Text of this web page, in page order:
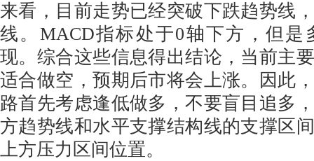
来看，目前走势已经突破下跌趋势线
线。MACD指标处于0轴下方，但是
现。综合这些信息得出结论，当前主
适合做空，预期后市将会上涨。因此
路首先考虑逢低做多，不要盲目追多
方趋势线和水平支撑结构线的支撑区
上方压力区间位置。